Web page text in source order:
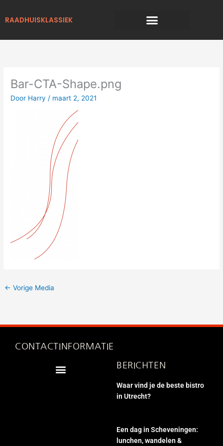
naarRAADHUISKLASSIEK
Bar-CTA-Shape.png
Door Harry / maart 2, 2021
← Vorige Media
CONTACTINFORMATIE
BERICHTEN
Waar vind je de beste bistro
in Utrecht?
Een dag in Scheveningen:
lunchen, wandelen &